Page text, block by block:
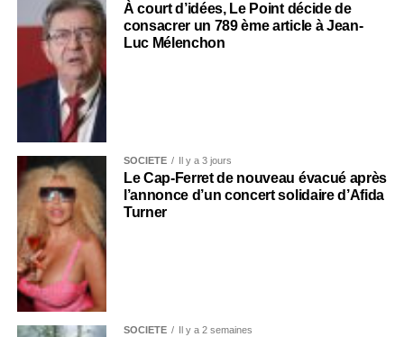
À court d’idées, Le Point décide de
consacrer un 789 ème article à Jean-
Luc Mélenchon
SOCIÉTÉ Il y a 3 jours
Le Cap-Ferret de nouveau évacué après
l’annonce d’un concert solidaire d’Afida
Turner
SOCIÉTÉ Il y a 2 semaines